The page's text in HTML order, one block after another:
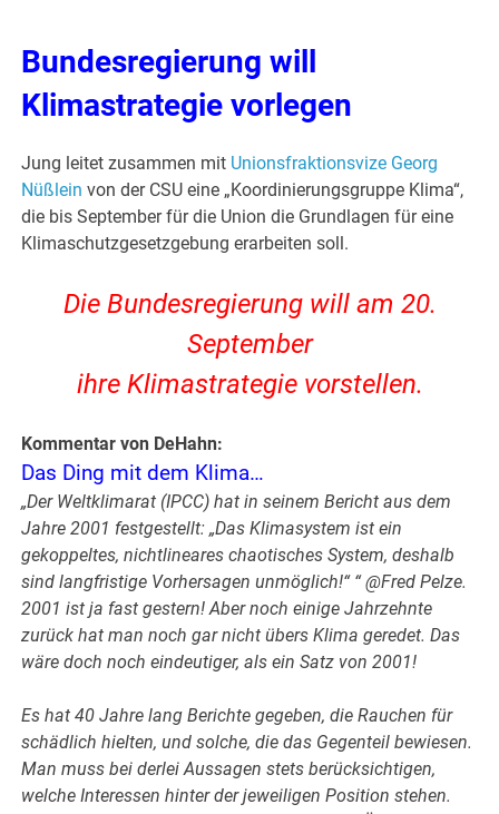
Bundesregierung will
Klimastrategie vorlegen
Jung leitet zusammen mit Unionsfraktionsvize Georg
Nüßlein von der CSU eine „Koordinierungsgruppe Klima“,
die bis September für die Union die Grundlagen für eine
Klimaschutzgesetzgebung erarbeiten soll.
Die Bundesregierung will am 20.
September
ihre Klimastrategie vorstellen.
Kommentar von DeHahn:
Das Ding mit dem Klima…
„Der Weltklimarat (IPCC) hat in seinem Bericht aus dem
Jahre 2001 festgestellt: „Das Klimasystem ist ein
gekoppeltes, nichtlineares chaotisches System, deshalb
sind langfristige Vorhersagen unmöglich!“ “ @Fred Pelze.
2001 ist ja fast gestern! Aber noch einige Jahrzehnte
zurück hat man noch gar nicht übers Klima geredet. Das
wäre doch noch eindeutiger, als ein Satz von 2001!
Es hat 40 Jahre lang Berichte gegeben, die Rauchen für
schädlich hielten, und solche, die das Gegenteil bewiesen.
Man muss bei derlei Aussagen stets berücksichtigen,
welche Interessen hinter der jeweiligen Position stehen.